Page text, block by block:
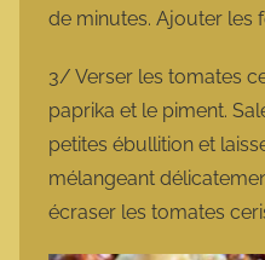
de minutes. Ajouter les
3/ Verser les tomates
paprika et le piment.
petites ébullition et
mélangeant
écraser les tomates